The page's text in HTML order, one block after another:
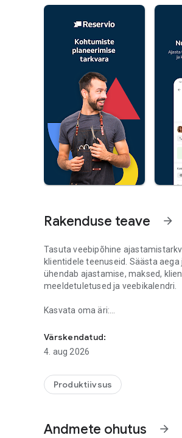
Rakenduse teave arrow_forward
Tasuta veebipõhine
klientidele teenuseid. Säästa
ühendab ajastamise, maksed,
meeldetuletused ja veebikalendri.
Kasvata oma äri:
– paku kohtumisi, tunde,
– saada automaatsed SMS- ja e-
– luba kliendil broneerida sinu
– leia kliendi kontaktid,
– halda kliendikaarte, ettemakseid,
Värskendatud:
4. aug 2026
Produktiivsus
Andmete ohutus arrow_forward